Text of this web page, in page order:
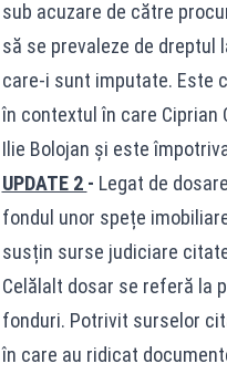
sub acuzare de către
să se prevaleze de
care-i sunt imputate. Este
în contextul în care Ciprian
Ilie Bolojan și este
UPDATE 2 - Legat de
fondul unor spețe
susțin surse judiciare
Celălalt dosar se referă la
fonduri. Potrivit surselor
în care au ridicat